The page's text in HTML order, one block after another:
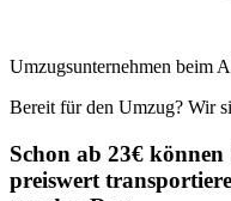
Umzugsunternehmen beim
Bereit für den Umzug? Wir
Schon ab 23€ können
preiswert